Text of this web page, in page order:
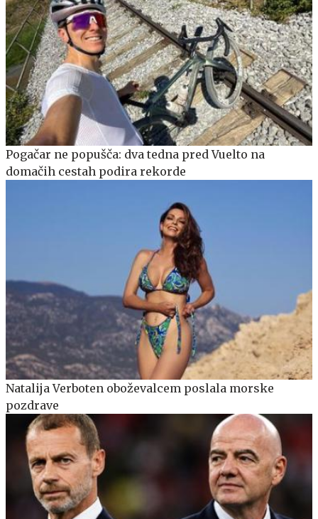
Pogačar ne popušča: dva tedna pred Vuelto na
domačih cestah podira rekorde
Natalija Verboten oboževalcem poslala morske
pozdrave